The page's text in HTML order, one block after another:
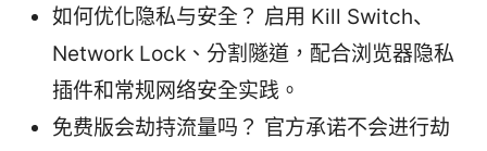
如何优化隐私与安全？ 启用 Kill Switch、
Network Lock、分割隧道，配合浏览器隐私
插件和常规网络安全实践。
免费版会劫持流量吗？ 官方承诺不会进行劫